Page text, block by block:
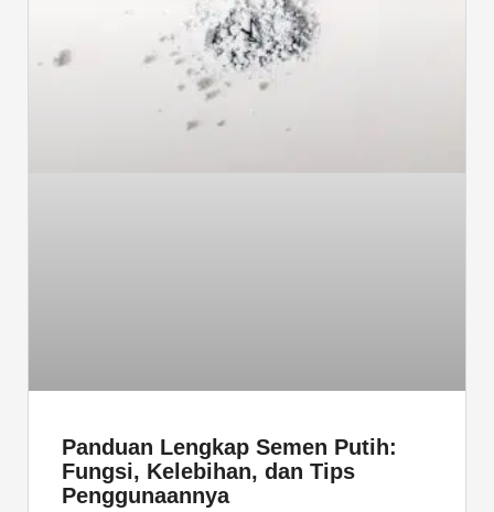
n
Panduan Lengkap Semen Putih:
Fungsi, Kelebihan, dan Tips
Penggunaannya